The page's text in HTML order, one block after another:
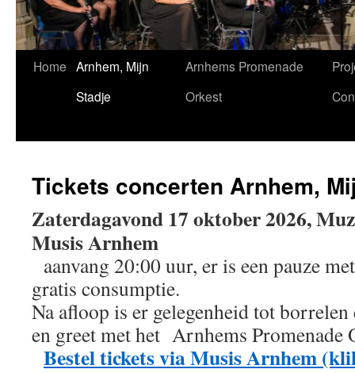
Home Arnhem, Mijn
Stadje
Arnhems Promenade
Orkest
Tickets concerten Arnhem,
Zaterdagavond 17 oktober 2026,
Musis Arnhem
aanvang 20:00 uur, er is een pauze
gratis consumptie.
Na afloop is er gelegenheid tot borrelen
en greet met het Arnhems Promenade
Bestel tickets via Musis Arnhem